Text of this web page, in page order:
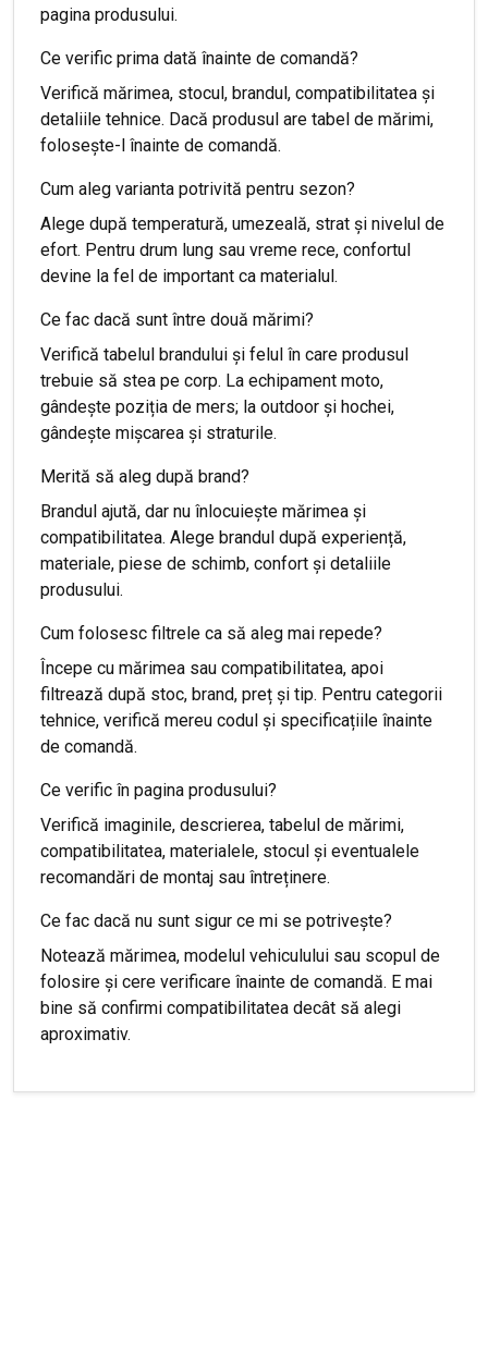
pagina produsului.
Ce verific prima dată înainte de comandă?
Verifică mărimea, stocul, brandul, compatibilitatea și
detaliile tehnice. Dacă produsul are tabel de mărimi,
folosește-l înainte de comandă.
Cum aleg varianta potrivită pentru sezon?
Alege după temperatură, umezeală, strat și nivelul de
efort. Pentru drum lung sau vreme rece, confortul
devine la fel de important ca materialul.
Ce fac dacă sunt între două mărimi?
Verifică tabelul brandului și felul în care produsul
trebuie să stea pe corp. La echipament moto,
gândește poziția de mers; la outdoor și hochei,
gândește mișcarea și straturile.
Merită să aleg după brand?
Brandul ajută, dar nu înlocuiește mărimea și
compatibilitatea. Alege brandul după experiență,
materiale, piese de schimb, confort și detaliile
produsului.
Cum folosesc filtrele ca să aleg mai repede?
Începe cu mărimea sau compatibilitatea, apoi
filtrează după stoc, brand, preț și tip. Pentru categorii
tehnice, verifică mereu codul și specificațiile înainte
de comandă.
Ce verific în pagina produsului?
Verifică imaginile, descrierea, tabelul de mărimi,
compatibilitatea, materialele, stocul și eventualele
recomandări de montaj sau întreținere.
Ce fac dacă nu sunt sigur ce mi se potrivește?
Notează mărimea, modelul vehiculului sau scopul de
folosire și cere verificare înainte de comandă. E mai
bine să confirmi compatibilitatea decât să alegi
aproximativ.